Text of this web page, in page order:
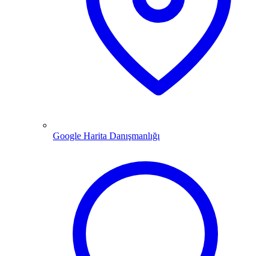
Google Harita Danışmanlığı